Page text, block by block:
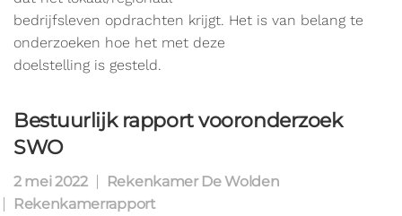
bedrijfsleven opdrachten krijgt. Het is van belang te
onderzoeken hoe het met deze
doelstelling is gesteld.
Bestuurlijk rapport vooronderzoek
SWO
2 mei 2022
Rekenkamer De Wolden
Rekenkamerrapport